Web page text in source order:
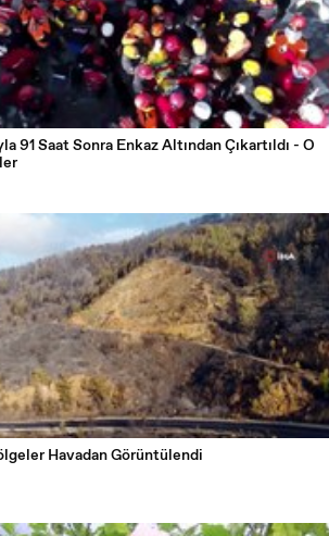
91 Saat Sonra Enkaz Altından Çıkartıldı - O
Havadan Görüntülendi